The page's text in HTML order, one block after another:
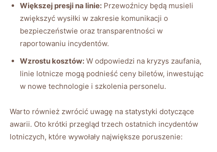
Większej presji na ​linie: Przewoźnicy będą musieli
zwiększyć wysiłki⁤ w⁣ zakresie komunikacji​ o
bezpieczeństwie oraz transparentności w
raportowaniu ⁣incydentów.
Wzrostu kosztów: W odpowiedzi na⁢ kryzys zaufania,
linie lotnicze mogą podnieść ceny biletów, ‍inwestując
w nowe technologie i szkolenia personelu.
Warto również zwrócić uwagę ​na statystyki dotyczące
‌awarii. Oto krótki przegląd trzech​ ostatnich incydentów
lotniczych, które ⁤wywołały największe poruszenie: